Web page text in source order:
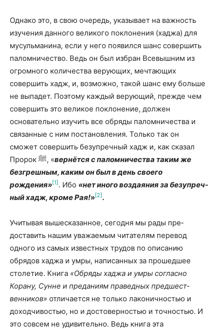
Однако это, в свою очередь, указывает на важность
изучения данного великого поклонения (хаджа) для
мусульманина, если у него появился шанс совершить
паломничество. Ведь он был избран Всевышним из
огромного количества верующих, мечтающих
совершить хадж, и, возможно, такой шанс ему больше
не выпадет. Поэтому каждый верующий, прежде чем
совершить это великое поклонение, должен
основательно изучить все обряды па­ломничества и
связанные с ним постановления. Только так он
сможет совершить безупречный хадж и, как сказал
Пророк ﷺ, «вернётся с паломничества таким же
безгреш­ным, каким он был в день своего
рождения»[1] . Ибо «нет иного воздаяния за безупреч­
ный хадж, кроме Рая!»[2] .
Учитывая вышесказанное, сегодня мы рады пре­
доставить нашим уважаемым читателям перевод
одного из самых известных трудов по описанию
обрядов хаджа и умры, написанных за прошедшее
столетие. Книга «Обряды хаджа и умры согласно
Корану, Сунне и преданиям праведных предшест­
венников» отличается не только лаконичностью и
доходчивостью, но и достоверностью и точностью. И
это совсем не удивительно. Ведь книга эта